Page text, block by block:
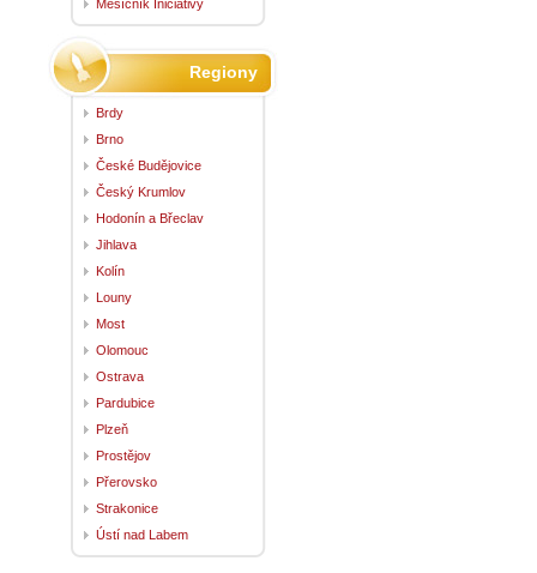
Měsíčník Iniciativy
Regiony
Brdy
Brno
České Budějovice
Český Krumlov
Hodonín a Břeclav
Jihlava
Kolín
Louny
Most
Olomouc
Ostrava
Pardubice
Plzeň
Prostějov
Přerovsko
Strakonice
Ústí nad Labem